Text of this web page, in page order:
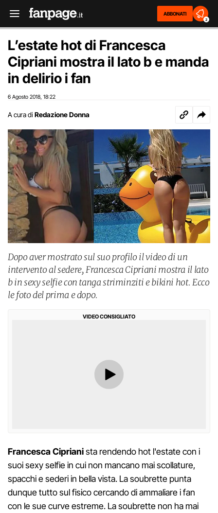
ABBONATI
2
L’estate hot di Francesca
Cipriani mostra il lato b e manda
in delirio i fan
6 Agosto 2018 18:22
A cura di Redazione Donna
Dopo aver mostrato sul suo profilo il video di un
intervento al sedere, Francesca Cipriani mostra il lato
b in sexy selfie con tanga striminziti e bikini hot. Ecco
le foto del prima e dopo.
VIDEO CONSIGLIATO
Francesca Ciprianista rendendo hot l'estate con i
suoi sexy selfie in cui non mancano mai scollature,
spacchi e sederi in bella vista. La soubrette punta
dunque tutto sul fisico cercando di ammaliare i fan
con le sue curve estreme. La soubrette non ha mai